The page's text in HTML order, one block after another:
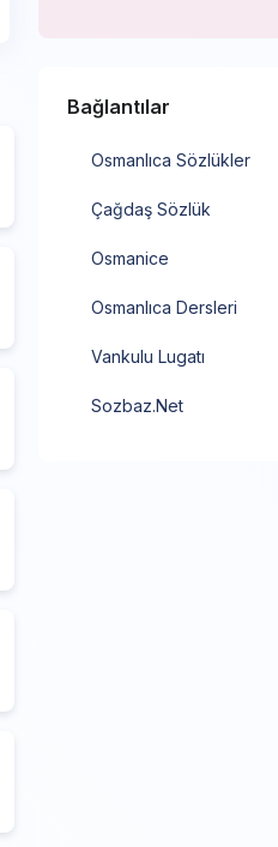
Bağlantılar
Osmanlıca Sözlükler
Çağdaş Sözlük
Osmanice
Osmanlıca Dersleri
Vankulu Lugatı
Sozbaz.Net